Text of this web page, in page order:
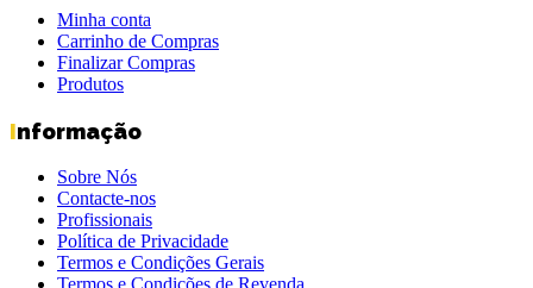
Minha conta
Carrinho de Compras
Finalizar Compras
Produtos
Informação
Sobre Nós
Contacte-nos
Profissionais
Política de Privacidade
Termos e Condições Gerais
Termos e Condições de Revenda